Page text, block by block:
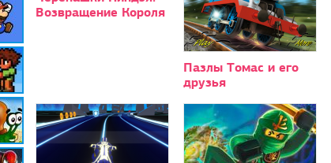
Возвращение Короля
Пазлы Томас и его
друзья